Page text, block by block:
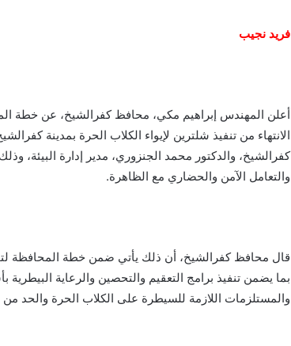
فريد نجيب
أعلن المهندس إبراهيم مكي، محافظ كفرالشيخ، عن خطة
الانتهاء من تنفيذ شلترين لإيواء الكلاب الحرة بمدينة
كفرالشيخ، والدكتور محمد الجنزوري، مدير إدارة البيئة،
والتعامل الآمن والحضاري مع الظاهرة.
قال محافظ كفرالشيخ، أن ذلك يأتي ضمن خطة المحافظة
بما يضمن تنفيذ برامج التعقيم والتحصين والرعاية
والمستلزمات اللازمة للسيطرة على الكلاب الحرة والحد من